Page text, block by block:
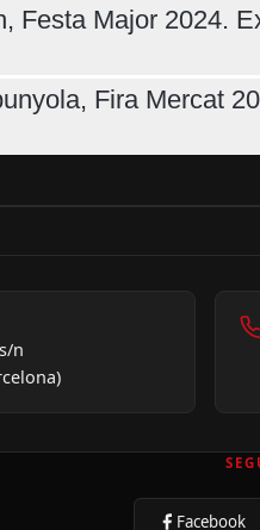
Festa Major 2024.
Fira Mercat
n
Facebook